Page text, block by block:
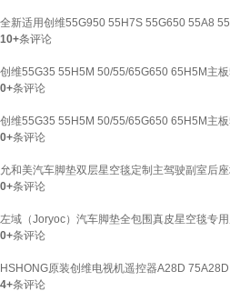
全新适用创维55G950 55H7S 55G650 55A8
10+条评论
创维55G35 55H5M 50/55/65G650 65H5M主
0+条评论
创维55G35 55H5M 50/55/65G650 65H5M主
0+条评论
允和美汽车脚垫双层星空毯定制主驾驶副室后
0+条评论
左域（Joryoc）汽车脚垫全包围真皮星空毯专
0+条评论
HSHONG原装创维电视机遥控器A28D
4+条评论